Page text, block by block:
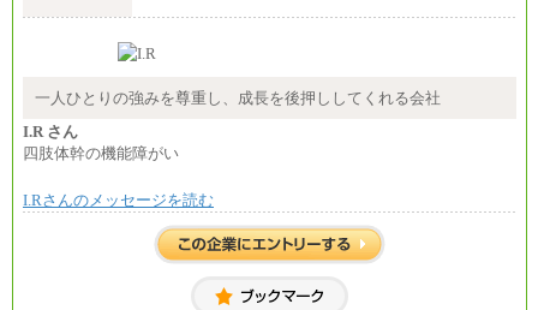
大学院卒 月給264,000円／大学卒 月給250,000円／短
※試用期間中も給与に変更はございません
月給：250,000円～400,000円
一人ひとりの強みを尊重し、成長を後押ししてくれる会社
I.R さん
四肢体幹の機能障がい
I.Rさんのメッセージを読む